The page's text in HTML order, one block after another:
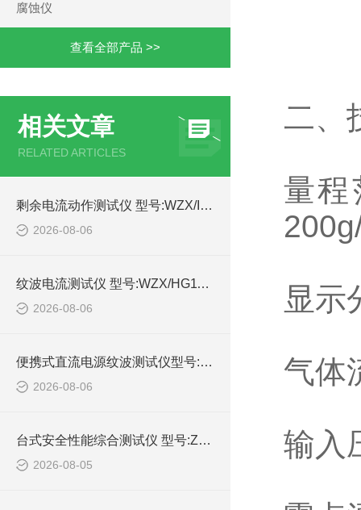
腐蚀仪
查看全部产品 >>
相关文章
RELATED ARTICLES
剩余电流动作测试仪 型号:WZX/IDB-4的详细介绍
2026-08-06
纹波电流测试仪 型号:WZX/HG1100-10A库号：M414989的简单介绍
2026-08-06
便携式直流电源纹波测试仪型号:WZX/DYWB-260的简单介绍
2026-08-06
台式安全性能综合测试仪 型号:ZX/HEX330的详细介绍
2026-08-05
二、
量程
显示
气体
输入